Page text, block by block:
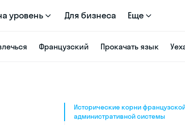
уровень Для бизнеса Еще
Французский Прокачать язык
Исторические корни
административной системы